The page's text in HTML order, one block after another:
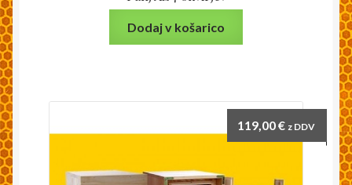
Dodaj v košarico
119,00€ z DDV